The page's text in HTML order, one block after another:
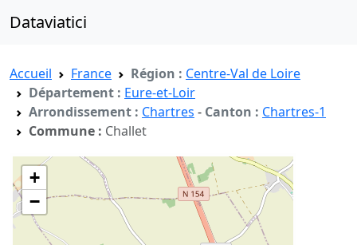
Dataviatici
Accueil France Région : Centre-Val de Loire
Département : Eure-et-Loir
Arrondissement : Chartres - Canton : Chartres-1
Commune : Challet
+
−